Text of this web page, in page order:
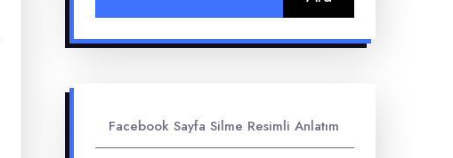
Facebook Sayfa Silme Resimli Anlatım